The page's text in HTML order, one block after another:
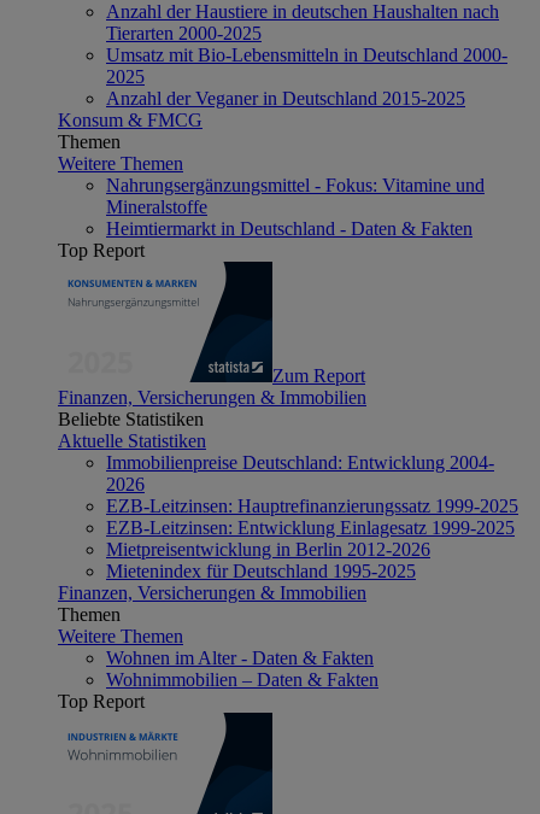
Anzahl der Haustiere in deutschen Haushalten nach
Tierarten 2000-2025
Umsatz mit Bio-Lebensmitteln in Deutschland 2000-
2025
Anzahl der Veganer in Deutschland 2015-2025
Konsum & FMCG
Themen
Weitere Themen
Nahrungsergänzungsmittel - Fokus: Vitamine und
Mineralstoffe
Heimtiermarkt in Deutschland - Daten & Fakten
Top Report
Zum Report
Finanzen, Versicherungen & Immobilien
Beliebte Statistiken
Aktuelle Statistiken
Immobilienpreise Deutschland: Entwicklung 2004-
2026
EZB-Leitzinsen: Hauptrefinanzierungssatz 1999-2025
EZB-Leitzinsen: Entwicklung Einlagesatz 1999-2025
Mietpreisentwicklung in Berlin 2012-2026
Mietenindex für Deutschland 1995-2025
Finanzen, Versicherungen & Immobilien
Themen
Weitere Themen
Wohnen im Alter - Daten & Fakten
Wohnimmobilien – Daten & Fakten
Top Report